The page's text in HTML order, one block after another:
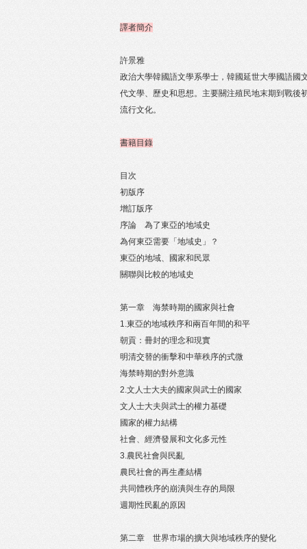
譯者簡介
許景雅
政治大學韓國語文學系學士，韓國延世大學國語國
代文學、歷史和思想。主要關注殖民地末期到戰後
流行文化。
書籍目錄
目次
初版序
增訂版序
序論 為了東亞的地域史
為何東亞需要「地域史」？
東亞的地域、國家和民眾
關聯與比較的地域史
第一章 海禁時期的國家與社會
1.東亞的地域秩序和兩百年間的和平
朝貢：冊封的理念和現實
明清交替的衝擊和中華秩序的式微
海禁時期的對外意識
2.文人士大夫的國家與武士的國家
文人士大夫與武士的權力基礎
國家的權力結構
社會、經濟發展和文化多元性
3.農民社會與民亂
農民社會的再生產結構
共同體秩序的崩潰與生存的局限
週期性民亂的原因
第二章 世界市場的擴大與地域秩序的變化